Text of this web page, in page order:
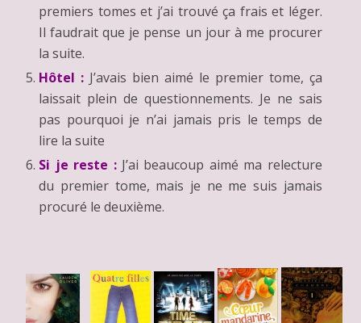
premiers tomes et j’ai trouvé ça frais et léger.
Il faudrait que je pense un jour à me procurer
la suite.
Hôtel : J’avais bien aimé le premier tome, ça
laissait plein de questionnements. Je ne sais
pas pourquoi je n’ai jamais pris le temps de
lire la suite
Si je reste :J’ai beaucoup aimé ma relecture
du premier tome, mais je ne me suis jamais
procuré le deuxième.